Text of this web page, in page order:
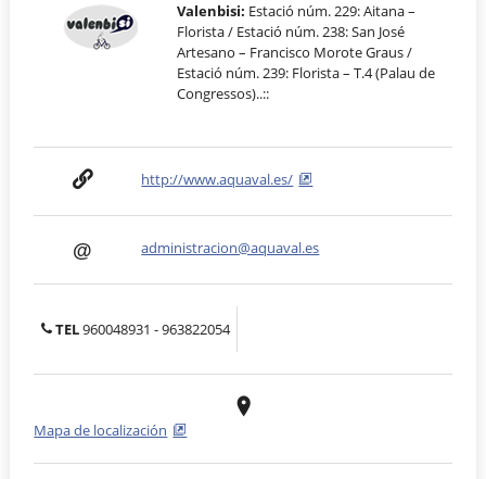
Valenbisi: Estació núm. 229: Aitana –
Florista / Estació núm. 238: San José
Artesano – Francisco Morote Graus /
Estació núm. 239: Florista – T.4 (Palau de
Congressos)..::
http://www.aquaval.es/
administracion@aquaval.es
TEL960048931 - 963822054
Mapa de localización